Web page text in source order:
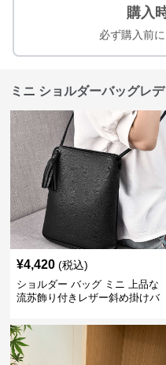
購入
必ず購入前
ミニ ショルダーバッグレ
¥4,420 (税込)
ショルダー バッグ ミニ 上品な
流苏飾り付きレザー斜め掛けバ